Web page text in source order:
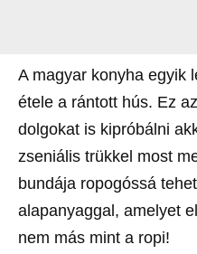
A magyar konyha egyik
étele a rántott hús. Ez
dolgokat is kipróbálni
zseniális trükkel most
bundája ropogóssá
alapanyaggal, amelyet
nem más mint a ropi!